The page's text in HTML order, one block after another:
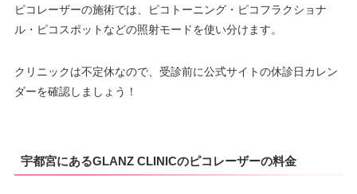
ピコレーザーの施術では、ピコトーニング・ピコフラクショナ
ル・ピコスポットなどの照射モードを使い分けます。
クリニックは不定休なので、受診前に公式サイトの休診日カレン
ダーを確認しましょう！
宇都宮にあるGLANZ CLINICのピコレーザーの料金